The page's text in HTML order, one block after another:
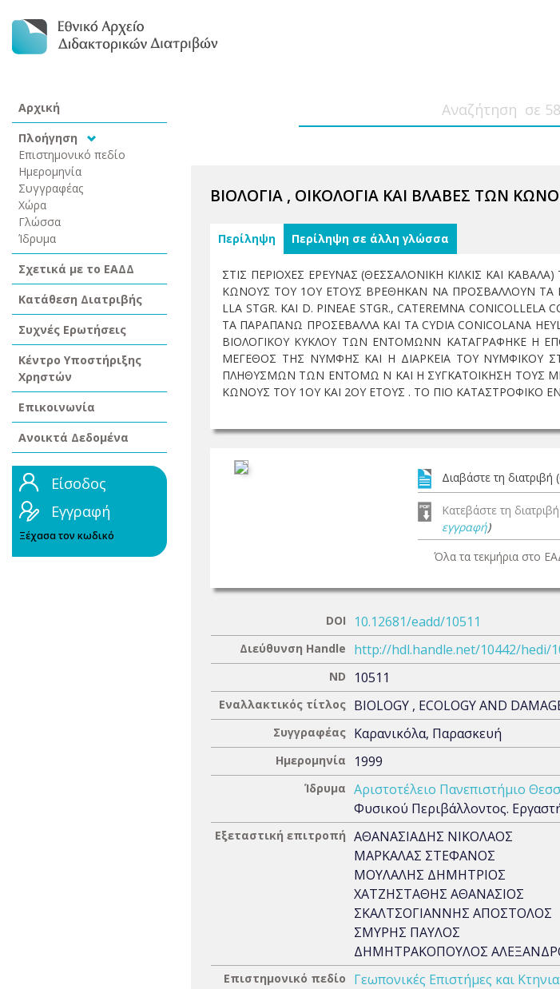
Αρχική
Πλοήγηση
Επιστημονικό πεδίο
Ημερομηνία
Συγγραφέας
Χώρα
Γλώσσα
Ίδρυμα
Σχετικά με το ΕΑΔΔ
Κατάθεση Διατριβής
Συχνές Ερωτήσεις
Κέντρο Υποστήριξης
Χρηστών
Επικοινωνία
Ανοικτά Δεδομένα
Είσοδος
Εγγραφή
Ξέχασα τον κωδικό
ΒΙΟΛΟΓΙΑ , ΟΙΚΟΛΟΓΙΑ ΚΑΙ ΒΛΑΒΕΣ ΤΩΝ
Περίληψη Περίληψη σε άλλη γλώσσα
ΣΤΙΣ ΠΕΡΙΟΧΕΣ ΕΡΕΥΝΑΣ (ΘΕΣΣΑΛΟΝΙΚΗ ΚΙΛΚΙΣ ΚΑΙ
ΚΩΝΟΥΣ ΤΟΥ 1ΟΥ ΕΤΟΥΣ ΒΡΕΘΗΚΑΝ ΝΑ ΠΡΟΣΒΑΛΛΟΥΝ ΤΑ
LLA STGR. ΚΑΙ D. PINEAE STGR., CATEREMNA
ΤΑ ΠΑΡΑΠΑΝΩ ΠΡΟΣΕΒΑΛΛΑ ΚΑΙ ΤΑ CYDIA CONICOLANA
ΒΙΟΛΟΓΙΚΟΥ ΚΥΚΛΟΥ ΤΩΝ ΕΝΤΟΜΩΝΝ ΚΑΤΑΓΡΑΦΗΚΕ Η
ΜΕΓΕΘΟΣ ΤΗΣ ΝΥΜΦΗΣ ΚΑΙ Η ΔΙΑΡΚΕΙΑ ΤΟΥ ΝΥΜΦΙΚΟΥ
ΠΛΗΘΥΣΜΩΝ ΤΩΝ ΕΝΤΟΜΩ Ν ΚΑΙ Η ΣΥΓΚΑΤΟΙΚΗΣΗ ΤΟΥΣ
ΚΩΝΟΥΣ ΤΟΥ 1ΟΥ ΚΑΙ 2ΟΥ ΕΤΟΥΣ . ΤΟ ΠΙΟ ΚΑΤΑΣΤΡΟΦΙΚΟ
Διαβάστε τη διατριβή
Κατεβάστε τη
εγγραφή)
Όλα τα τεκμήρια στο
DOI 10.12681/eadd/10511
Διεύθυνση Handle http://hdl.handle.net/10442/hedi/
ND 10511
Εναλλακτικός τίτλος BIOLOGY , ECOLOGY AND
Συγγραφέας Καρανικόλα, Παρασκευή
Ημερομηνία 1999
Ίδρυμα Αριστοτέλειο Πανεπιστήμιο
Φυσικού Περιβάλλοντος.
Εξεταστική επιτροπή ΑΘΑΝΑΣΙΑΔΗΣ ΝΙΚΟΛΑΟΣ
ΜΑΡΚΑΛΑΣ ΣΤΕΦΑΝΟΣ
ΜΟΥΛΑΛΗΣ ΔΗΜΗΤΡΙΟΣ
ΧΑΤΖΗΣΤΑΘΗΣ ΑΘΑΝΑΣΙΟΣ
ΣΚΑΛΤΣΟΓΙΑΝΝΗΣ ΑΠΟΣΤΟΛΟΣ
ΣΜΥΡΗΣ ΠΑΥΛΟΣ
ΔΗΜΗΤΡΑΚΟΠΟΥΛΟΣ
Επιστημονικό πεδίο
Γεωπονικές Επιστήμες και